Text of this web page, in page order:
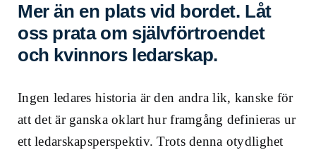
Mer än en plats vid bordet. Låt
oss prata om självförtroendet
och kvinnors ledarskap.
Ingen ledares historia är den andra lik, kanske för
att det är ganska oklart hur framgång definieras ur
ett ledarskapsperspektiv. Trots denna otydlighet